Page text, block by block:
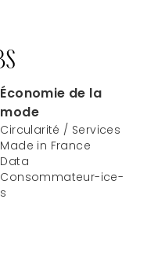
Économie de la
mode
Circularité / Services
Made in France
Data
Consommateur-ice-
s